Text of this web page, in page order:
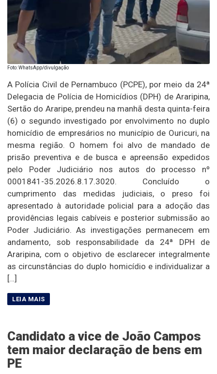
Foto: WhatsApp/divulgação
A Polícia Civil de Pernambuco (PCPE), por meio da 24ª
Delegacia de Polícia de Homicídios (DPH) de Araripina,
Sertão do Araripe, prendeu na manhã desta quinta-feira
(6) o segundo investigado por envolvimento no duplo
homicídio de empresários no município de Ouricuri, na
mesma região. O homem foi alvo de mandado de
prisão preventiva e de busca e apreensão expedidos
pelo Poder Judiciário nos autos do processo nº
0001841-35.2026.8.17.3020. Concluído o
cumprimento das medidas judiciais, o preso foi
apresentado à autoridade policial para a adoção das
providências legais cabíveis e posterior submissão ao
Poder Judiciário. As investigações permanecem em
andamento, sob responsabilidade da 24ª DPH de
Araripina, com o objetivo de esclarecer integralmente
as circunstâncias do duplo homicídio e individualizar a
[…]
Candidato a vice de João Campos
tem maior declaração de bens em
PE